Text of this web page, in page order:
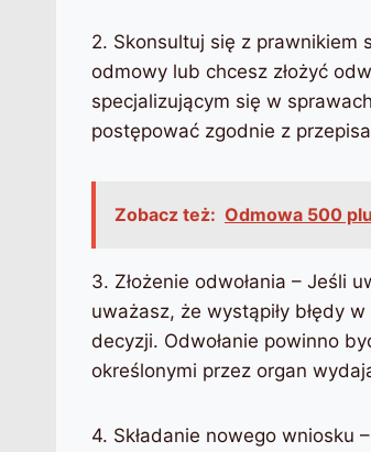
2. Skonsultuj się z prawnikiem
odmowy lub chcesz złożyć
specjalizującym się w
postępować zgodnie z
Zobacz też: Odmowa 500
3. Złożenie odwołania – Jeśli
uważasz, że wystąpiły błędy
decyzji. Odwołanie powinno
określonymi przez organ
4. Składanie nowego wniosku